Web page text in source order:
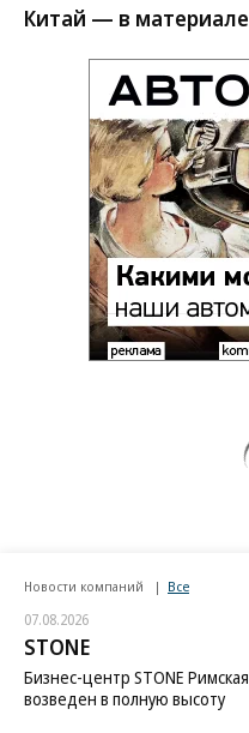
Китай — в материале
Новости компаний Все
07.08.2026
STONE
Бизнес-центр STONE Римская
возведен в полную высоту